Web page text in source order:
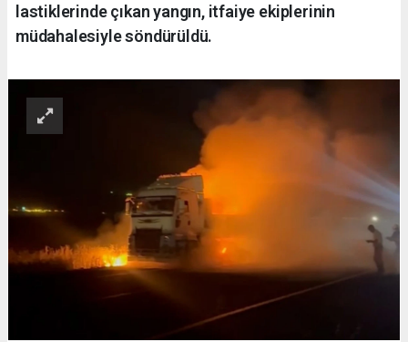
lastiklerinde çıkan yangın, itfaiye ekiplerinin
müdahalesiyle söndürüldü.